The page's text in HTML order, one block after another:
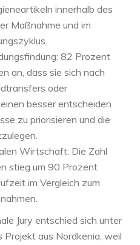
innerhalb des
Maßnahme und im
82 Prozent
an, dass sie sich nach
oder
besser entscheiden
zu priorisieren und die
Wirtschaft: Die Zahl
stieg um 90 Prozent
im Vergleich zum
Jury entschied sich unter
aus Nordkenia, weil